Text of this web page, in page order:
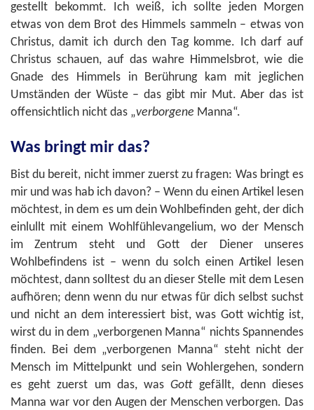
gestellt bekommt. Ich weiß, ich sollte jeden Morgen
etwas von dem Brot des Himmels sammeln – etwas von
Christus, damit ich durch den Tag komme. Ich darf auf
Christus schauen, auf das wahre Himmelsbrot, wie die
Gnade des Himmels in Berührung kam mit jeglichen
Umständen der Wüste – das gibt mir Mut. Aber das ist
offensichtlich nicht das „verborgene Manna“.
Was bringt mir das?
Bist du bereit, nicht immer zuerst zu fragen: Was bringt es
mir und was hab ich davon? – Wenn du einen Artikel lesen
möchtest, in dem es um dein Wohlbefinden geht, der dich
einlullt mit einem Wohlfühlevangelium, wo der Mensch
im Zentrum steht und Gott der Diener unseres
Wohlbefindens ist – wenn du solch einen Artikel lesen
möchtest, dann solltest du an dieser Stelle mit dem Lesen
aufhören; denn wenn du nur etwas für dich selbst suchst
und nicht an dem interessiert bist, was Gott wichtig ist,
wirst du in dem „verborgenen Manna“ nichts Spannendes
finden. Bei dem „verborgenen Manna“ steht nicht der
Mensch im Mittelpunkt und sein Wohlergehen, sondern
es geht zuerst um das, wasGottgefällt, denn dieses
Manna war vor den Augen der Menschen verborgen. Das